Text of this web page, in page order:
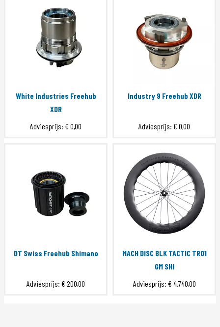
White Industries Freehub
XDR
Adviesprijs: € 0,00
Industry 9 Freehub XDR
Adviesprijs: € 0,00
DT Swiss Freehub Shimano
Adviesprijs: € 200,00
MACH DISC BLK TACTIC TR01
GM SHI
Adviesprijs: € 4.740,00